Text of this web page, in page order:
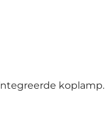
koplamp.